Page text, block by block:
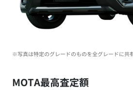
※写真は特定のグレードのものを全グレードに共
MOTA最高査定額